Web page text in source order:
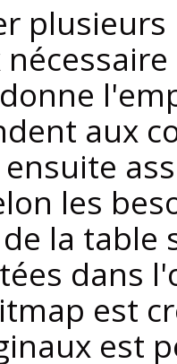
aux
les
la table
dans
est
est